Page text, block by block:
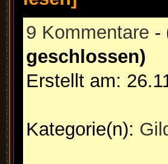
9 Kommentare -
geschlossen)
Erstellt am:
Kategorie(n):